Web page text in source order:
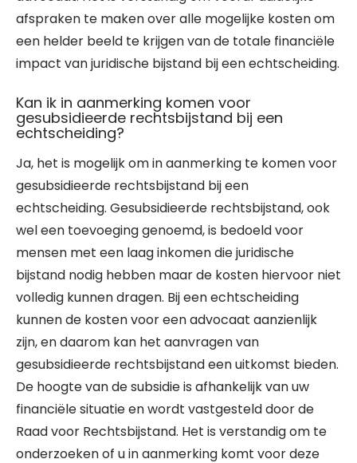
afspraken te maken over alle mogelijke kosten om
een helder beeld te krijgen van de totale financiële
impact van juridische bijstand bij een echtscheiding.
Kan ik in aanmerking komen voor
gesubsidieerde rechtsbijstand bij een
echtscheiding?
Ja, het is mogelijk om in aanmerking te komen voor
gesubsidieerde rechtsbijstand bij een
echtscheiding. Gesubsidieerde rechtsbijstand, ook
wel een toevoeging genoemd, is bedoeld voor
mensen met een laag inkomen die juridische
bijstand nodig hebben maar de kosten hiervoor niet
volledig kunnen dragen. Bij een echtscheiding
kunnen de kosten voor een advocaat aanzienlijk
zijn, en daarom kan het aanvragen van
gesubsidieerde rechtsbijstand een uitkomst bieden.
De hoogte van de subsidie is afhankelijk van uw
financiële situatie en wordt vastgesteld door de
Raad voor Rechtsbijstand. Het is verstandig om te
onderzoeken of u in aanmerking komt voor deze